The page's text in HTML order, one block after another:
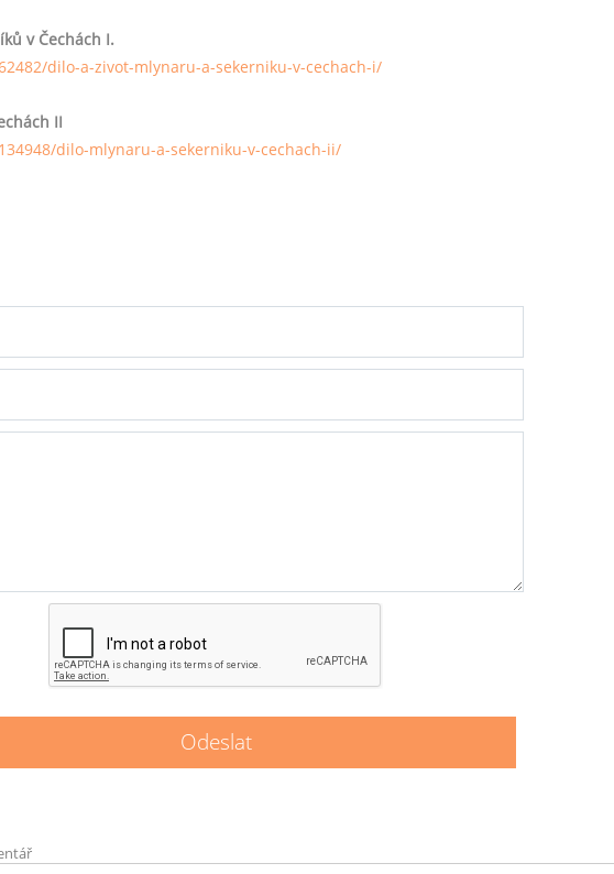
v Čechách I.
dilo-a-zivot-mlynaru-a-sekerniku-v-cechach-i/
II
dilo-mlynaru-a-sekerniku-v-cechach-ii/